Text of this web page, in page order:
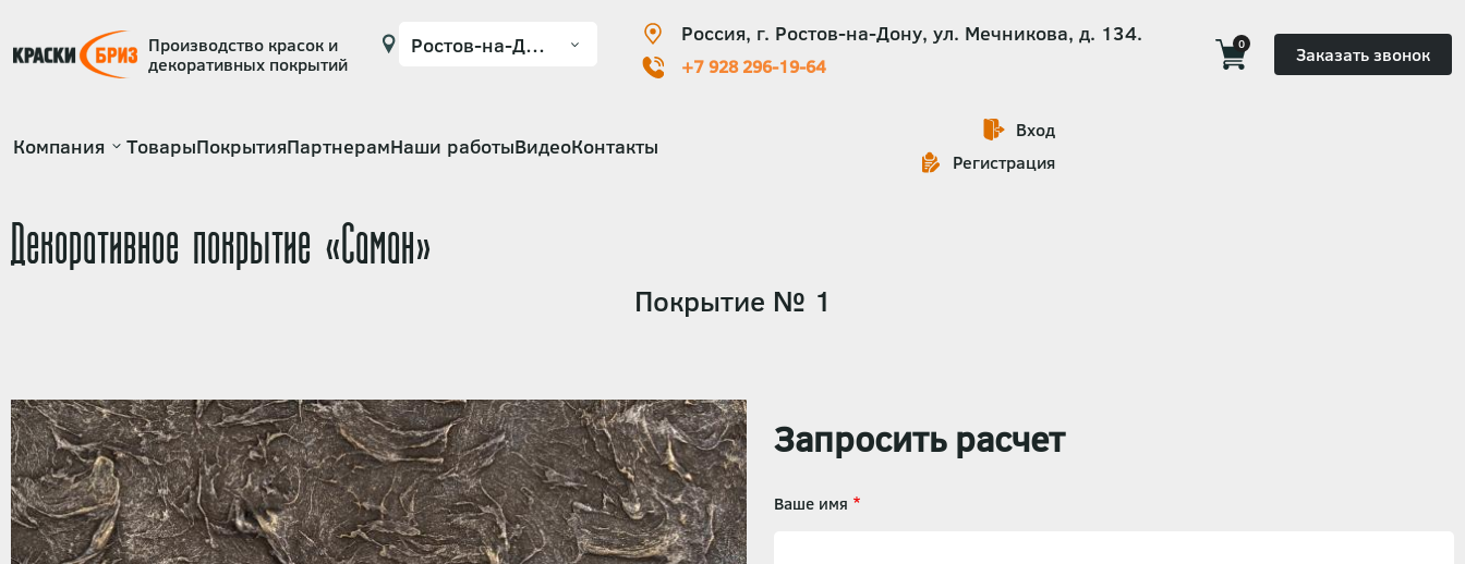
Производство красок и
декоративных покрытий
Россия, г. Ростов-на-Дону, ул. Мечникова, д. 134.
+7 928 296-19-64
0 Заказать звонок
Основная
Компания ТоварыПокрытияПартнерамНаши работыВидеоКонтакты
Вход
Регистрация
Декоративное покрытие «Саман»
Покрытие № 1
Запросить расчет
Ваше имя